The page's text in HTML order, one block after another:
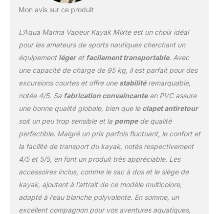
Mon avis sur ce produit
L’Aqua Marina Vapeur Kayak Mixte est un choix idéal
pour les amateurs de sports nautiques cherchant un
équipement légeret facilement transportable. Avec
une capacité de charge de 95 kg, il est parfait pour des
excursions courtes et offre une stabilitéremarquable,
notée 4/5. Sa fabrication convaincanteen PVC assure
une bonne qualité globale, bien que le clapet antiretour
soit un peu trop sensible et la pompede qualité
perfectible. Malgré un prix parfois fluctuant, le confort et
la facilité de transport du kayak, notés respectivement
4/5 et 5/5, en font un produit très appréciable. Les
accessoires inclus, comme le sac à dos et le siège de
kayak, ajoutent à l’attrait de ce modèle multicolore,
adapté à l’eau blanche polyvalente. En somme, un
excellent compagnon pour vos aventures aquatiques,